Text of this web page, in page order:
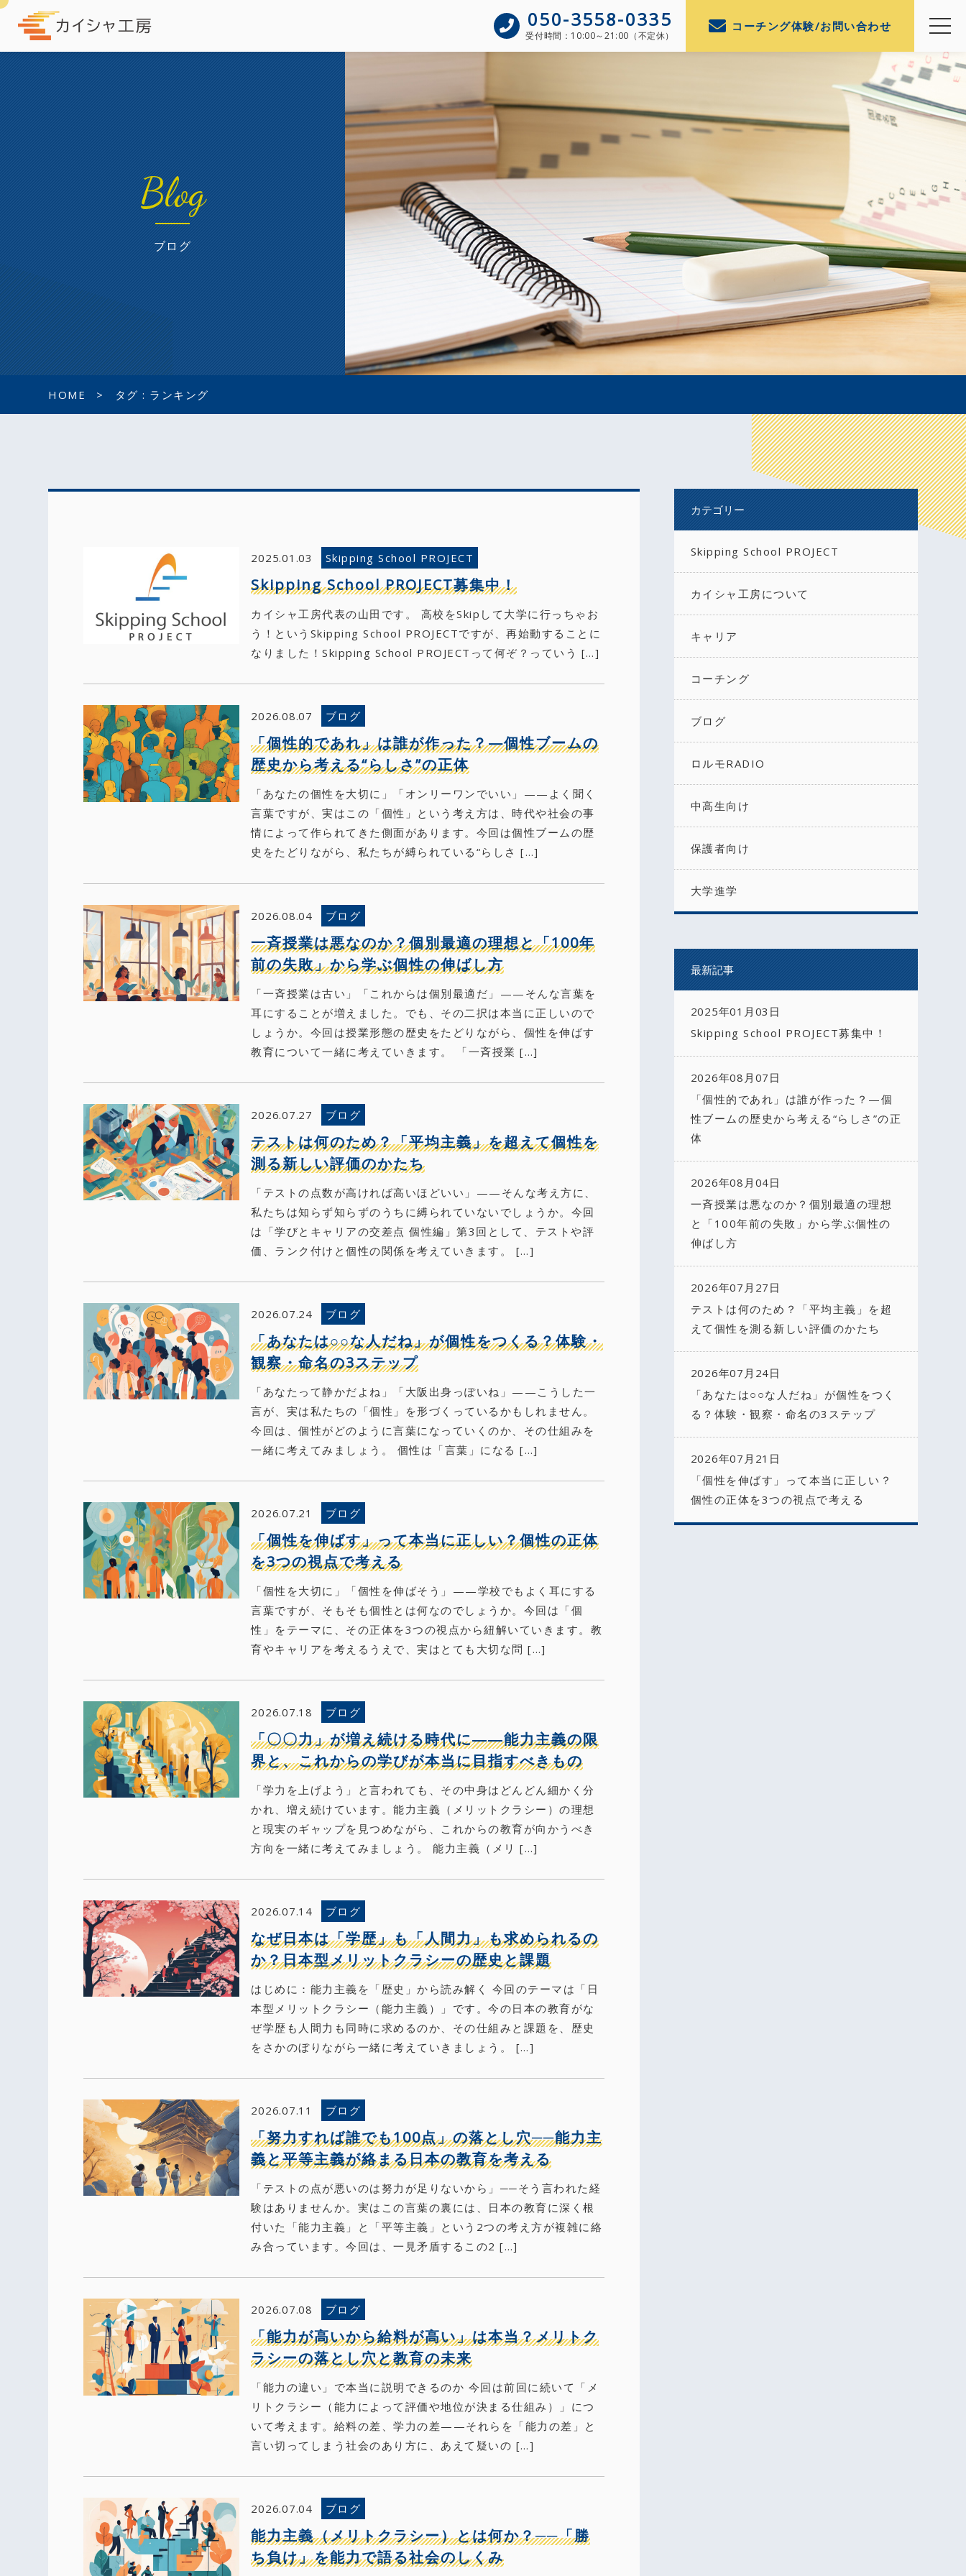
050-3558-0335
受付時間： 10:00～21:00（不定休）
コーチング体験/お問い合わせ
Blog
ブログ
HOME タグ : ランキング
2025.01.03 Skipping School PROJECT
Skipping School PROJECT募集中！
カイシャ工房代表の山田です。 高校をSkipして大学に行っちゃお
う！というSkipping School PROJECTですが、再始動することに
なりました！Skipping School PROJECTって何ぞ？っていう […]
2026.08.07 ブログ
「個性的であれ」は誰が作った？—個性ブームの
歴史から考える“らしさ”の正体
「あなたの個性を大切に」「オンリーワンでいい」——よく聞く
言葉ですが、実はこの「個性」という考え方は、時代や社会の事
情によって作られてきた側面があります。今回は個性ブームの歴
史をたどりながら、私たちが縛られている“らしさ […]
2026.08.04 ブログ
一斉授業は悪なのか？個別最適の理想と「100年
前の失敗」から学ぶ個性の伸ばし方
「一斉授業は古い」「これからは個別最適だ」——そんな言葉を
耳にすることが増えました。でも、その二択は本当に正しいので
しょうか。今回は授業形態の歴史をたどりながら、個性を伸ばす
教育について一緒に考えていきます。 「一斉授業 […]
2026.07.27 ブログ
テストは何のため？「平均主義」を超えて個性を
測る新しい評価のかたち
「テストの点数が高ければ高いほどいい」——そんな考え方に、
私たちは知らず知らずのうちに縛られていないでしょうか。今回
は「学びとキャリアの交差点 個性編」第3回として、テストや評
価、ランク付けと個性の関係を考えていきます。 […]
2026.07.24 ブログ
「あなたは○○な人だね」が個性をつくる？体験・
観察・命名の3ステップ
「あなたって静かだよね」「大阪出身っぽいね」——こうした一
言が、実は私たちの「個性」を形づくっているかもしれません。
今回は、個性がどのように言葉になっていくのか、その仕組みを
一緒に考えてみましょう。 個性は「言葉」になる […]
2026.07.21 ブログ
「個性を伸ばす」って本当に正しい？個性の正体
を3つの視点で考える
「個性を大切に」「個性を伸ばそう」——学校でもよく耳にする
言葉ですが、そもそも個性とは何なのでしょうか。今回は「個
性」をテーマに、その正体を3つの視点から紐解いていきます。教
育やキャリアを考えるうえで、実はとても大切な問 […]
2026.07.18 ブログ
「〇〇力」が増え続ける時代に――能力主義の限
界と、これからの学びが本当に目指すべきもの
「学力を上げよう」と言われても、その中身はどんどん細かく分
かれ、増え続けています。能力主義（メリットクラシー）の理想
と現実のギャップを見つめながら、これからの教育が向かうべき
方向を一緒に考えてみましょう。 能力主義（メリ […]
2026.07.14 ブログ
なぜ日本は「学歴」も「人間力」も求められるの
か？日本型メリットクラシーの歴史と課題
はじめに：能力主義を「歴史」から読み解く 今回のテーマは「日
本型メリットクラシー（能力主義）」です。今の日本の教育がな
ぜ学歴も人間力も同時に求めるのか、その仕組みと課題を、歴史
をさかのぼりながら一緒に考えていきましょう。 […]
2026.07.11 ブログ
「努力すれば誰でも100点」の落とし穴──能力主
義と平等主義が絡まる日本の教育を考える
「テストの点が悪いのは努力が足りないから」──そう言われた経
験はありませんか。実はこの言葉の裏には、日本の教育に深く根
付いた「能力主義」と「平等主義」という2つの考え方が複雑に絡
み合っています。今回は、一見矛盾するこの2 […]
2026.07.08 ブログ
「能力が高いから給料が高い」は本当？メリトク
ラシーの落とし穴と教育の未来
「能力の違い」で本当に説明できるのか 今回は前回に続いて「メ
リトクラシー（能力によって評価や地位が決まる仕組み）」につ
いて考えます。給料の差、学力の差——それらを「能力の差」と
言い切ってしまう社会のあり方に、あえて疑いの […]
2026.07.04 ブログ
能力主義（メリトクラシー）とは何か？──「勝
ち負け」を能力で語る社会のしくみ
カテゴリー
Skipping School PROJECT
カイシャ工房について
キャリア
コーチング
ブログ
ロルモRADIO
中高生向け
保護者向け
大学進学
最新記事
2025年01月03日
Skipping School PROJECT募集中！
2026年08月07日
「個性的であれ」は誰が作った？—個
性ブームの歴史から考える“らしさ”の正
体
2026年08月04日
一斉授業は悪なのか？個別最適の理想
と「100年前の失敗」から学ぶ個性の
伸ばし方
2026年07月27日
テストは何のため？「平均主義」を超
えて個性を測る新しい評価のかたち
2026年07月24日
「あなたは○○な人だね」が個性をつく
る？体験・観察・命名の3ステップ
2026年07月21日
「個性を伸ばす」って本当に正しい？
個性の正体を3つの視点で考える